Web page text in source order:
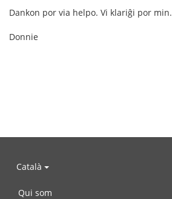
Dankon por via helpo. Vi klariĝi por min.
Donnie
Català
Qui som